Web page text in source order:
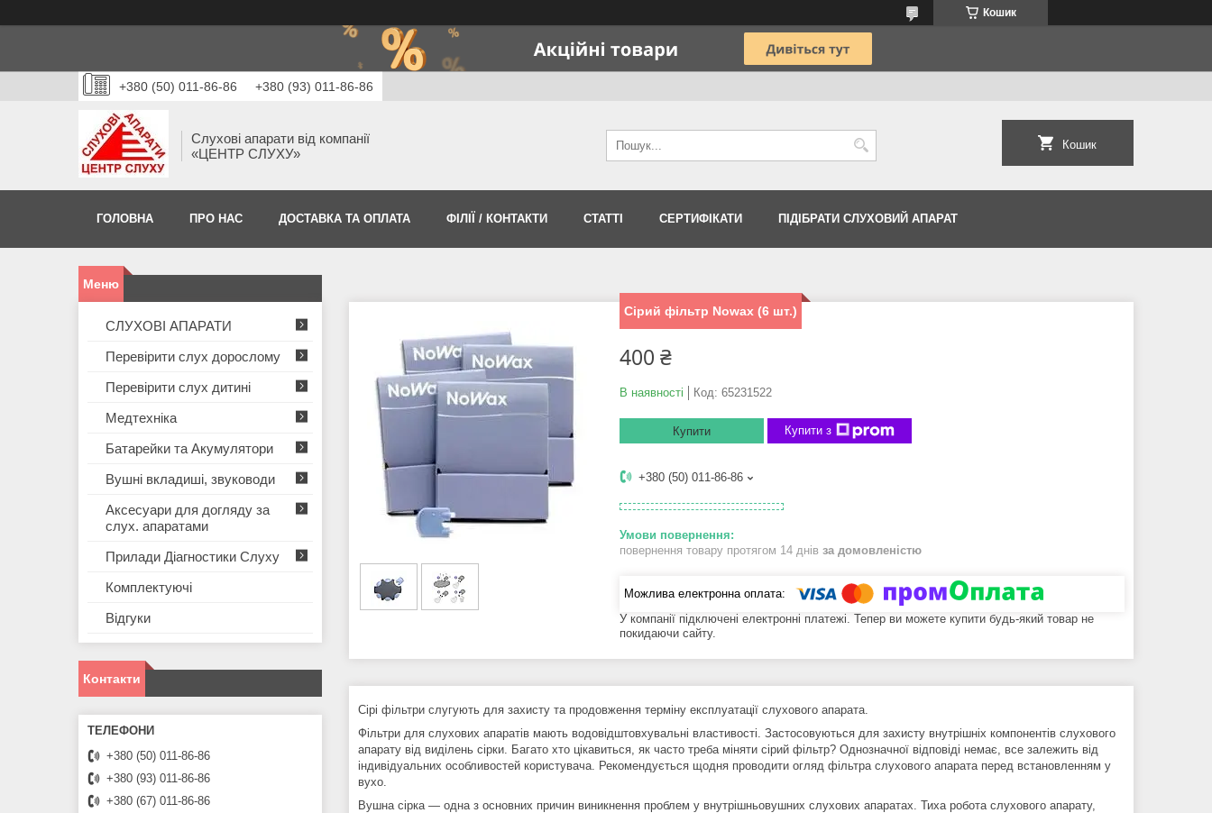
Кошик
+380 (50) 011-86-86 +380 (93) 011-86-86
Слухові апарати від компанії
«ЦЕНТР СЛУХУ»
Кошик
ГОЛОВНА ПРО НАС ДОСТАВКА ТА ОПЛАТА ФІЛІЇ / КОНТАКТИ СТАТТІ СЕРТИФІКАТИ ПІДІБРАТИ СЛУХОВИЙ АПАРАТ
Сірий фільтр Nowax (6 шт.)
400 ₴
В наявності Код: 65231522
Купити Купити з
+380 (50) 011-86-86
повернення товару протягом 14 днів за домовленістю
У компанії підключені електронні платежі. Тепер ви можете купити будь-який товар не
покидаючи сайту.
Сірі фільтри слугують для захисту та продовження терміну експлуатації слухового апарата.
Фільтри для слухових апаратів мають водовідштовхувальні властивості. Застосовуються для захисту внутрішніх компонентів слухового
апарату від виділень сірки. Багато хто цікавиться, як часто треба міняти сірий фільтр? Однозначної відповіді немає, все залежить від
індивідуальних особливостей користувача. Рекомендується щодня проводити огляд фільтра слухового апарата перед встановленням у
вухо.
Вушна сірка — одна з основних причин виникнення проблем у внутрішньовушних слухових апаратах. Тиха робота слухового апарату,
СЛУХОВІ АПАРАТИ
Перевірити слух дорослому
Перевірити слух дитині
Медтехніка
Батарейки та Акумулятори
Вушні вкладиші, звуководи
Аксесуари для догляду за
слух. апаратами
Прилади Діагностики Слуху
Комплектуючі
Відгуки
Контакти
+380 (50) 011-86-86
+380 (93) 011-86-86
+380 (67) 011-86-86